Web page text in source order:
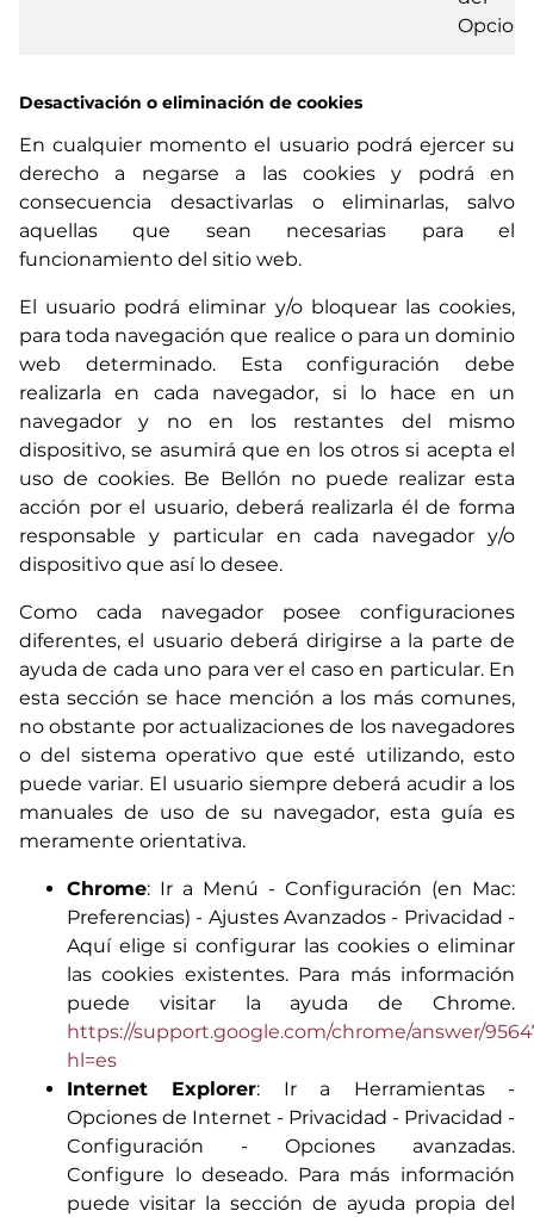
Desactivación o eliminación de cookies
En cualquier momento el usuario podrá ejercer su
derecho a negarse a las cookies y podrá en
consecuencia desactivarlas o eliminarlas, salvo
aquellas que sean necesarias para el
funcionamiento del sitio web.
El usuario podrá eliminar y/o bloquear las cookies,
para toda navegación que realice o para un dominio
web determinado. Esta configuración debe
realizarla en cada navegador, si lo hace en un
navegador y no en los restantes del mismo
dispositivo, se asumirá que en los otros si acepta el
uso de cookies. Be Bellón no puede realizar esta
acción por el usuario, deberá realizarla él de forma
responsable y particular en cada navegador y/o
dispositivo que así lo desee.
Como cada navegador posee configuraciones
diferentes, el usuario deberá dirigirse a la parte de
ayuda de cada uno para ver el caso en particular. En
esta sección se hace mención a los más comunes,
no obstante por actualizaciones de los navegadores
o del sistema operativo que esté utilizando, esto
puede variar. El usuario siempre deberá acudir a los
manuales de uso de su navegador, esta guía es
meramente orientativa.
Chrome: Ir a Menú - Configuración (en Mac:
Preferencias) - Ajustes Avanzados - Privacidad -
Aquí elige si configurar las cookies o eliminar
las cookies existentes. Para más información
puede visitar la ayuda de Chrome.
https://support.google.com/chrome/answer/
hl=es
Internet Explorer: Ir a Herramientas -
Opciones de Internet - Privacidad - Privacidad -
Configuración - Opciones avanzadas.
Configure lo deseado. Para más información
puede visitar la sección de ayuda propia del